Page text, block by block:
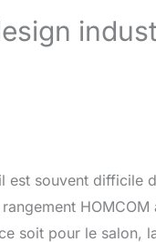
est souvent difficile
soit pour le salon,